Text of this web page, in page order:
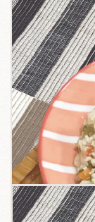
商品瀏覽
線上訂購
帳號專區
關於我們
毛孩健康之道